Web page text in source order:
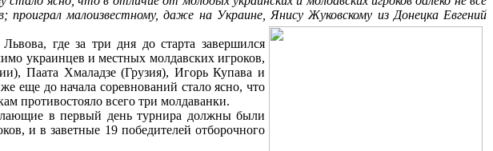
малоизвестному, даже на Украине, Янису Жуковскому из Донецка Евгений
где за три дня до старта завершился
украинцев и местных молдавских игроков,
Паата Хмаладзе (Грузия), Игорь Купава и
еще до начала соревнований стало ясно, что
противостояло всего три молдаванки.
в первый день турнира должны были
и в заветные 19 победителей отборочного